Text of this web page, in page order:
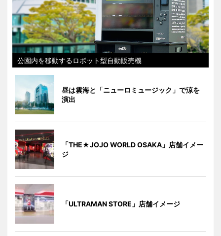
公園内を移動するロボット型自動販売機
昼は雲海と「ニューロミュージック」で涼を
演出
「THE★JOJO WORLD OSAKA」店舗イメー
ジ
「ULTRAMAN STORE」店舗イメージ